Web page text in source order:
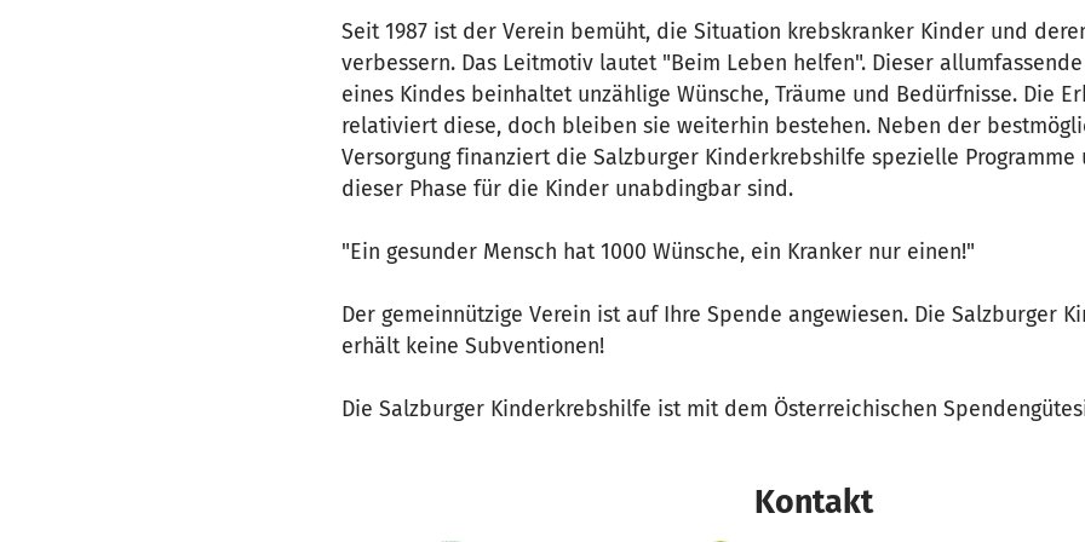
Seit 1987 ist der Verein bemüht, die Situation krebskranker Kinder und
verbessern. Das Leitmotiv lautet "Beim Leben helfen". Dieser
eines Kindes beinhaltet unzählige Wünsche, Träume und Bedürfnisse. Die
relativiert diese, doch bleiben sie weiterhin bestehen. Neben der
Versorgung finanziert die Salzburger Kinderkrebshilfe spezielle
dieser Phase für die Kinder unabdingbar sind.
"Ein gesunder Mensch hat 1000 Wünsche, ein Kranker nur einen!"
Der gemeinnützige Verein ist auf Ihre Spende angewiesen. Die Salzburger
erhält keine Subventionen!
Die Salzburger Kinderkrebshilfe ist mit dem Österreichischen
Kontakt